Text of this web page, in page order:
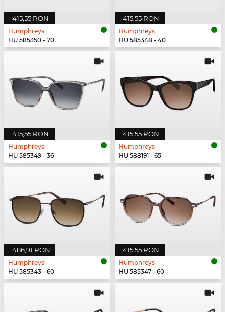
415,55 RON
Humphreys
HU 585350 - 70
415,55 RON
Humphreys
HU 585348 - 40
415,55 RON
Humphreys
HU 585349 - 36
415,55 RON
Humphreys
HU 588191 - 65
486,91 RON
Humphreys
HU 585343 - 60
415,55 RON
Humphreys
HU 585347 - 60